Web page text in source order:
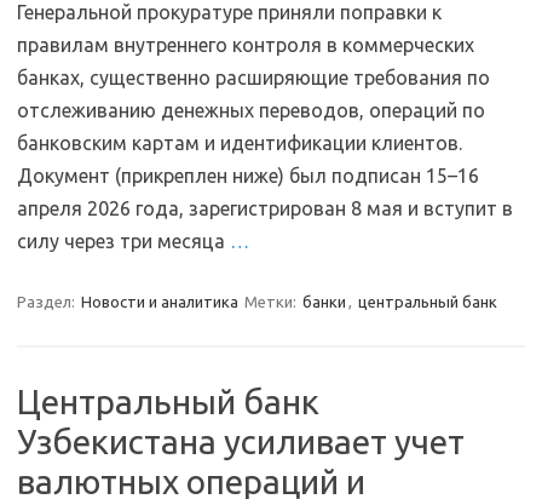
Генеральной прокуратуре приняли поправки к
правилам внутреннего контроля в коммерческих
банках, существенно расширяющие требования по
отслеживанию денежных переводов, операций по
банковским картам и идентификации клиентов.
Документ (прикреплен ниже) был подписан 15–16
апреля 2026 года, зарегистрирован 8 мая и вступит в
силу через три месяца …
Раздел: Новости и аналитика Метки: банки , центральный банк
Центральный банк
Узбекистана усиливает учет
валютных операций и